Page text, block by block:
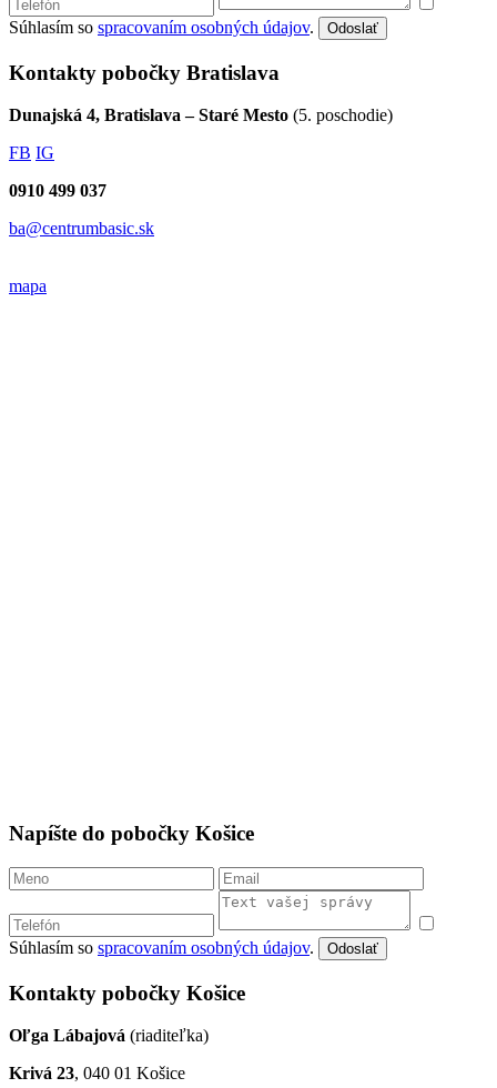
Súhlasím so spracovaním osobných údajov. Odoslať
Kontakty pobočky Bratislava
Dunajská 4, Bratislava – Staré Mesto (5. poschodie)
FB IG
0910 499 037
ba@centrumbasic.sk
mapa
Napíšte do pobočky Košice
Súhlasím so spracovaním osobných údajov. Odoslať
Kontakty pobočky Košice
Oľga Lábajová (riaditeľka)
Krivá 23, 040 01 Košice